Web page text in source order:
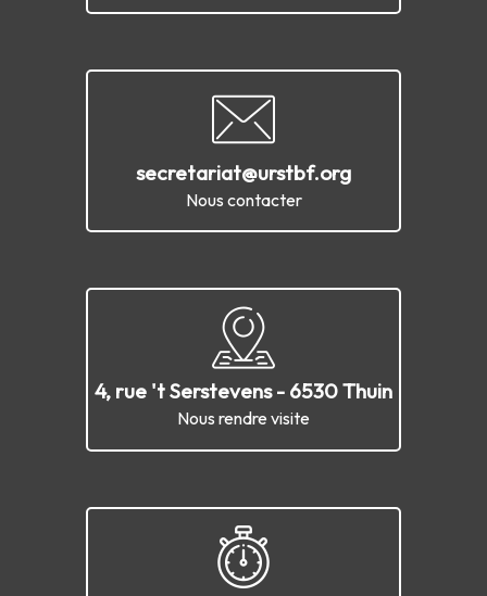
secretariat@urstbf.org
Nous contacter
4, rue 't Serstevens - 6530 Thuin
Nous rendre visite